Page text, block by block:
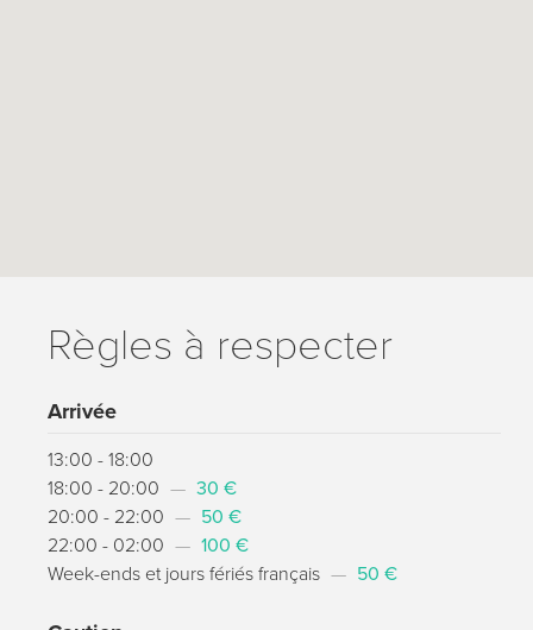
Règles à respecter
Arrivée
13:00 - 18:00
18:00 - 20:00 — 30 €
20:00 - 22:00 — 50 €
22:00 - 02:00 — 100 €
Week-ends et jours fériés français — 50 €